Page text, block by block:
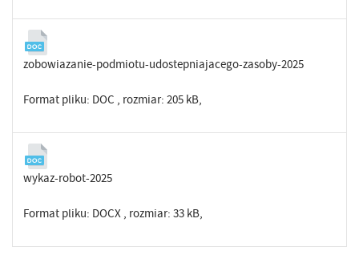
zobowiazanie-podmiotu-udostepniajacego-zasoby-2025
Format pliku: DOC , rozmiar: 205 kB,
wykaz-robot-2025
Format pliku: DOCX , rozmiar: 33 kB,